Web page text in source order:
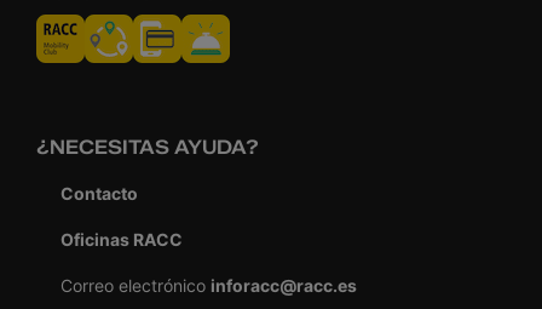
¿NECESITAS AYUDA?
Contacto
Oficinas RACC
Correo electrónico inforacc@racc.es